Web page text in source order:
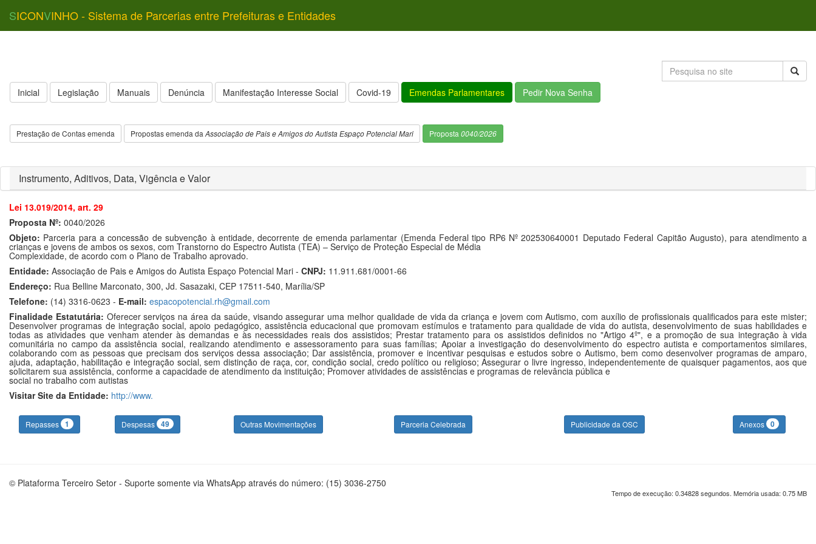
SICONVINHO - Sistema de Parcerias entre Prefeituras e Entidades
Inicial Legislação Manuais Denúncia Manifestação Interesse Social Covid-19 Emendas Parlamentares Pedir Nova Senha
Prestação de Contas emenda Propostas emenda da Associação de Pais e Amigos do Autista Espaço Potencial Mari Proposta 0040/2026
Instrumento, Aditivos, Data, Vigência e Valor
Lei 13.019/2014, art. 29
Proposta Nº: 0040/2026
Objeto: Parceria para a concessão de subvenção à entidade, decorrente de emenda parlamentar (Emenda Federal tipo RP6 Nº 202530640001 Deputado Federal Capitão Augusto), para atendimento a
crianças e jovens de ambos os sexos, com Transtorno do Espectro Autista (TEA) – Serviço de Proteção Especial de Média
Complexidade, de acordo com o Plano de Trabalho aprovado.
Entidade: Associação de Pais e Amigos do Autista Espaço Potencial Mari - CNPJ: 11.911.681/0001-66
Endereço: Rua Belline Marconato, 300, Jd. Sasazaki, CEP 17511-540, Marília/SP
Telefone: (14) 3316-0623 - E-mail: espacopotencial.rh@gmail.com
Finalidade Estatutária: Oferecer serviços na área da saúde, visando assegurar uma melhor qualidade de vida da criança e jovem com Autismo, com auxílio de profissionais qualificados para este mister;
Desenvolver programas de integração social, apoio pedagógico, assistência educacional que promovam estímulos e tratamento para qualidade de vida do autista, desenvolvimento de suas habilidades e
todas as atividades que venham atender às demandas e às necessidades reais dos assistidos; Prestar tratamento para os assistidos definidos no "Artigo 4º", e a promoção de sua integração à vida
comunitária no campo da assistência social, realizando atendimento e assessoramento para suas famílias; Apoiar a investigação do desenvolvimento do espectro autista e comportamentos similares,
colaborando com as pessoas que precisam dos serviços dessa associação; Dar assistência, promover e incentivar pesquisas e estudos sobre o Autismo, bem como desenvolver programas de amparo,
ajuda, adaptação, habilitação e integração social, sem distinção de raça, cor, condição social, credo político ou religioso; Assegurar o livre ingresso, independentemente de quaisquer pagamentos, aos que
solicitarem sua assistência, conforme a capacidade de atendimento da instituição; Promover atividades de assistências e programas de relevância pública e
social no trabalho com autistas
Visitar Site da Entidade: http://www.
Repasses 1 Despesas 49 Outras Movimentações Parceria Celebrada Publicidade da OSC Anexos 0
© Plataforma Terceiro Setor - Suporte somente via WhatsApp através do número: (15) 3036-2750
Tempo de execução: 0.34828 segundos. Memória usada: 0.75 MB